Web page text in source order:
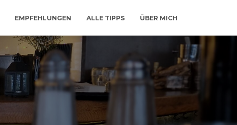
EMPFEHLUNGEN ALLE TIPPS ÜBER MICH